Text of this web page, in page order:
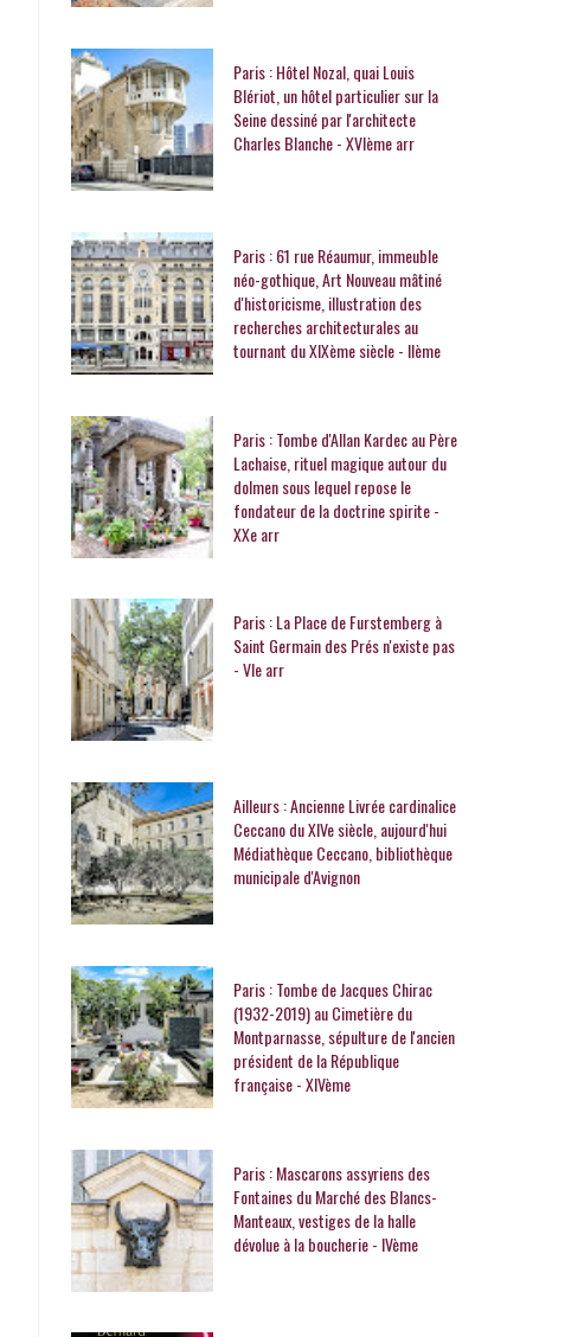
Paris : Hôtel Nozal, quai Louis
Blériot, un hôtel particulier sur la
Seine dessiné par l'architecte
Charles Blanche - XVIème arr
Paris : 61 rue Réaumur, immeuble
néo-gothique, Art Nouveau mâtiné
d'historicisme, illustration des
recherches architecturales au
tournant du XIXème siècle - IIème
Paris : Tombe d'Allan Kardec au Père
Lachaise, rituel magique autour du
dolmen sous lequel repose le
fondateur de la doctrine spirite -
XXe arr
Paris : La Place de Furstemberg à
Saint Germain des Prés n'existe pas
- VIe arr
Ailleurs : Ancienne Livrée cardinalice
Ceccano du XIVe siècle, aujourd'hui
Médiathèque Ceccano, bibliothèque
municipale d'Avignon
Paris : Tombe de Jacques Chirac
(1932-2019) au Cimetière du
Montparnasse, sépulture de l'ancien
président de la République
française - XIVème
Paris : Mascarons assyriens des
Fontaines du Marché des Blancs-
Manteaux, vestiges de la halle
dévolue à la boucherie - IVème